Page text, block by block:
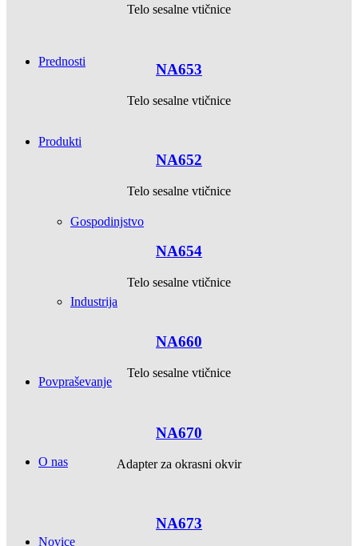
Prednosti
Produkti
Gospodinjstvo
Industrija
Povpraševanje
O nas
Novice
Telo sesalne vtičnice
NA653
Telo sesalne vtičnice
NA652
Telo sesalne vtičnice
NA654
Telo sesalne vtičnice
NA660
Telo sesalne vtičnice
NA670
Adapter za okrasni okvir
NA673